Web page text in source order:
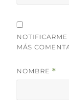
MÁS
NOMBRE *